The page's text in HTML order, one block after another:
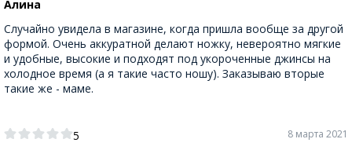
Алина
Случайно увидела в магазине, когда пришла вообще за другой
формой. Очень аккуратной делают ножку, невероятно мягкие
и удобные, высокие и подходят под укороченные джинсы на
холодное время (а я такие часто ношу). Заказываю вторые
такие же - маме.
5
8 марта 2021